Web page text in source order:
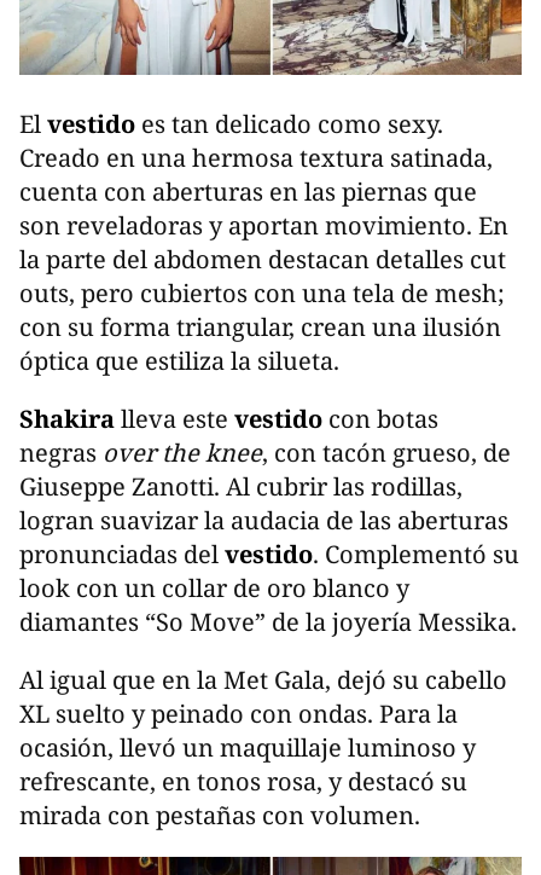
Elvestido es tan delicado como sexy.
Creado en una hermosa textura satinada,
cuenta con aberturas en las piernas que
son reveladoras y aportan movimiento. En
la parte del abdomen destacan detalles cut
outs, pero cubiertos con una tela de mesh;
con su forma triangular, crean una ilusión
óptica que estiliza la silueta.
Shakiralleva este vestido con botas
negras over the knee, con tacón grueso, de
Giuseppe Zanotti. Al cubrir las rodillas,
logran suavizar la audacia de las aberturas
pronunciadas delvestido. Complementó su
look con un collar de oro blanco y
diamantes “So Move” de la joyería Messika.
Al igual que en la Met Gala, dejó su cabello
XL suelto y peinado con ondas. Para la
ocasión, llevó un maquillaje luminoso y
refrescante, en tonos rosa, y destacó su
mirada con pestañas con volumen.